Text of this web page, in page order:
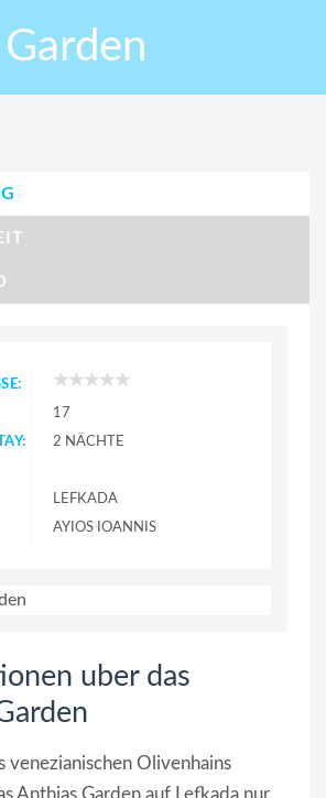
17
2 NÄCHTE
LEFKADA
AYIOS IOANNIS
uber das
venezianischen Olivenhains